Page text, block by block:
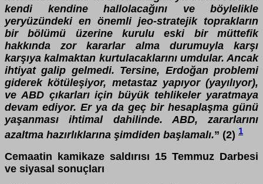
kendi kendine hallolacağını ve böylelikle
yeryüzündeki en önemli jeo-stratejik toprakların
bir bölümü üzerine kurulu eski bir müttefik
hakkında zor kararlar alma durumuyla karşı
karşıya kalmaktan kurtulacaklarını umdular. Ancak
ihtiyat galip gelmedi. Tersine, Erdoğan problemi
giderek kötüleşiyor, metastaz yapıyor (yayılıyor),
ve ABD çıkarları için büyük tehlikeler yaratmaya
devam ediyor. Er ya da geç bir hesaplaşma günü
yaşanması ihtimal dahilinde. ABD, zararlarını
azaltma hazırlıklarına şimdiden başlamalı.” (2) 1
Cemaatin kamikaze saldırısı 15 Temmuz Darbesi
ve siyasal sonuçları